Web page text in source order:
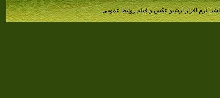
نرم افزار آرشیو عکس و فیلم روابط عمومی